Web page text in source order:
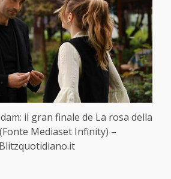
il gran finale de La rosa della
Mediaset Infinity) –
Blitzquotidiano.it